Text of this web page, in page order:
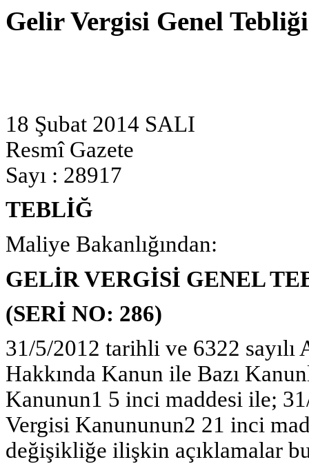
Gelir Vergisi Genel
18 Şubat 2014 SALI
Resmî Gazete
Sayı : 28917
TEBLİĞ
Maliye Bakanlığından:
GELİR VERGİSİ GENEL
(SERİ NO: 286)
31/5/2012 tarihli ve 6322 sayılı
Hakkında Kanun ile Bazı
Kanunun1 5 inci maddesi ile;
Vergisi Kanununun2 21 inci
değişikliğe ilişkin açıklamalar